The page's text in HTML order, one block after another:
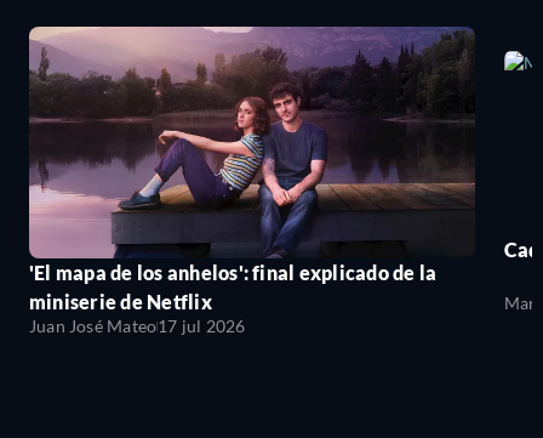
'El mapa de los anhelos': final explicado de la
miniserie de Netflix
Juan José Mateo17 jul 2026